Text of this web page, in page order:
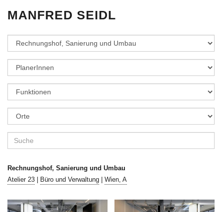
MANFRED SEIDL
Rechnungshof, Sanierung und Umbau
Atelier 23
Büro und Verwaltung Wien, A